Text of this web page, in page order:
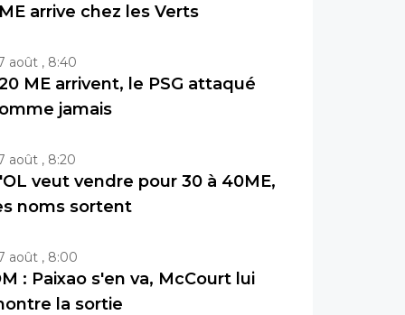
arrive chez les Verts
août , 8:40
ME arrivent, le PSG attaqué
jamais
août , 8:20
veut vendre pour 30 à 40ME,
noms sortent
août , 8:00
: Paixao s'en va, McCourt lui
la sortie